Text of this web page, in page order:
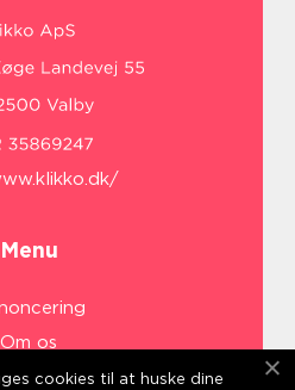
Menu
Om os
cookies til at huske dine